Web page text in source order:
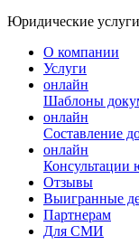
Юридические услуги
О компании
Услуги
онлайн
Шаблоны
онлайн
Составление
онлайн
Консультации
Отзывы
Выигранные
Партнерам
Для СМИ